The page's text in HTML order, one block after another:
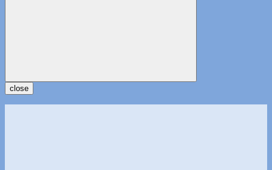
close